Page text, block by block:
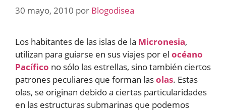
30 mayo, 2010 por Blogodisea
Los habitantes de las islas de la Micronesia,
utilizan para guiarse en sus viajes por el océano
Pacífico no sólo las estrellas, sino también ciertos
patrones peculiares que forman lasolas. Estas
olas, se originan debido a ciertas particularidades
en las estructuras submarinas que podemos